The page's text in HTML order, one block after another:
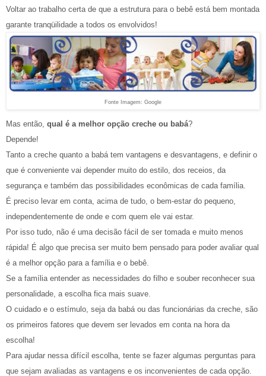
Voltar ao trabalho certa de que a estrutura para o bebê está bem montada
garante tranqüilidade a todos os envolvidos!
Fonte Imagem: Google
Mas então, qual é a melhor opção creche ou babá?
Depende!
Tanto a creche quanto a babá tem vantagens e desvantagens, e definir o
que é conveniente vai depender muito do estilo, dos receios, da
segurança e também das possibilidades econômicas de cada família.
É preciso levar em conta, acima de tudo, o bem-estar do pequeno,
independentemente de onde e com quem ele vai estar.
Por isso tudo, não é uma decisão fácil de ser tomada e muito menos
rápida! É algo que precisa ser muito bem pensado para poder avaliar qual
é a melhor opção para a família e o bebê.
Se a família entender as necessidades do filho e souber reconhecer sua
personalidade, a escolha fica mais suave.
O cuidado e o estímulo, seja da babá ou das funcionárias da creche, são
os primeiros fatores que devem ser levados em conta na hora da
escolha!
Para ajudar nessa difícil escolha, tente se fazer algumas perguntas para
que sejam avaliadas as vantagens e os inconvenientes de cada opção.